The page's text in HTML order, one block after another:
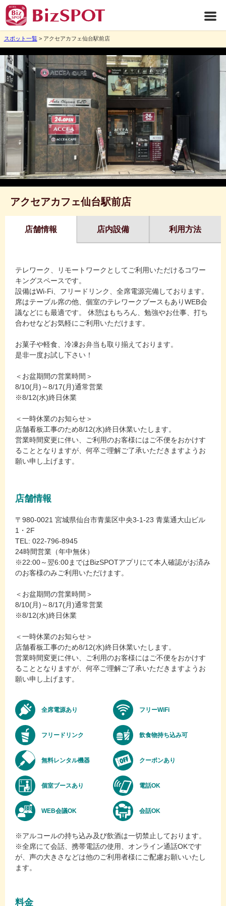
スポット一覧> アクセアカフェ仙台駅前店
アクセアカフェ仙台駅前店
店舗情報 店内設備 利用方法
テレワーク、リモートワークとしてご利用いただけるコワー
キングスペースです。
設備はWi-Fi、フリードリンク、全席電源完備しております。
席はテーブル席の他、個室のテレワークブースもありWEB会
議などにも最適です。 休憩はもちろん、勉強やお仕事、打ち
合わせなどお気軽にご利用いただけます。
お菓子や軽食、冷凍お弁当も取り揃えております。
是非一度お試し下さい！
＜お盆期間の営業時間＞
8/10(月)～8/17(月)通常営業
※8/12(水)終日休業
＜一時休業のお知らせ＞
店舗看板工事のため8/12(水)終日休業いたします。
営業時間変更に伴い、ご利用のお客様にはご不便をおかけす
ることとなりますが、何卒ご理解ご了承いただきますようお
願い申し上げます。
店舗情報
〒980-0021 宮城県仙台市青葉区中央3-1-23 青葉通大山ビル
1・2F
TEL: 022-796-8945
24時間営業（年中無休）
※22:00～翌6:00まではBizSPOTアプリにて本人確認がお済み
のお客様のみご利用いただけます。
＜お盆期間の営業時間＞
8/10(月)～8/17(月)通常営業
※8/12(水)終日休業
＜一時休業のお知らせ＞
店舗看板工事のため8/12(水)終日休業いたします。
営業時間変更に伴い、ご利用のお客様にはご不便をおかけす
ることとなりますが、何卒ご理解ご了承いただきますようお
願い申し上げます。
全席電源あり フリーWiFi
フリードリンク 飲食物持ち込み可
無料レンタル機器 クーポンあり
個室ブースあり 電話OK
WEB会議OK 会話OK
※アルコールの持ち込み及び飲酒は一切禁止しております。
※全席にて会話、携帯電話の使用、オンライン通話OKです
が、声の大きさなどは他のご利用者様にご配慮お願いいたし
ます。
料金